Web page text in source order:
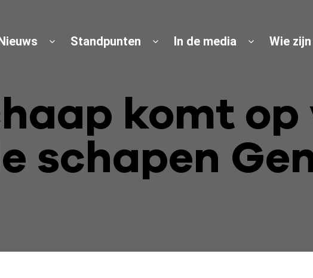
Nieuws Standpunten In de media Wie
komt op
schapen